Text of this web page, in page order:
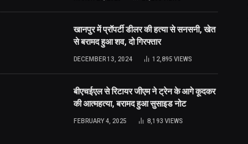
खानपुर में प्रॉपर्टी डीलर की हत्या से सनसनी, खेत
से बरामद हुआ शव, दो गिरफ्तार
DECEMBER 13, 2024 12,895 VIEWS
बीएचईएल से रिटायर जीएम ने ट्रेन के आगे कूदकर
की आत्महत्या, बरामद हुआ सुसाइड नोट
FEBRUARY 4, 2025 8,193 VIEWS